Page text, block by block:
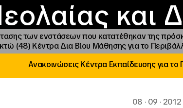
και
Το Νέα
των ενστάσεων που κατατέθηκαν της
(48) Κέντρα Δια Βίου Μάθησης για το
Ανακοινώσεις Κέντρα Εκπαίδευσης για το
08 · 09 · 2012